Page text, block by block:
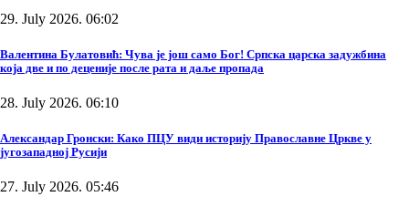
29. July 2026. 06:02
Валентина Булатовић: Чува је још само Бог! Српска царска задужбина
која две и по деценије после рата и даље пропада
28. July 2026. 06:10
Александар Гронски: Како ПЦУ види историју Православне Цркве у
југозападној Русији
27. July 2026. 05:46